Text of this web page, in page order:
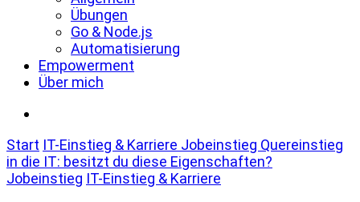
Übungen
Go & Node.js
Automatisierung
Empowerment
Über mich
Start IT-Einstieg & Karriere Jobeinstieg Quereinstieg
in die IT: besitzt du diese Eigenschaften?
Jobeinstieg IT-Einstieg & Karriere